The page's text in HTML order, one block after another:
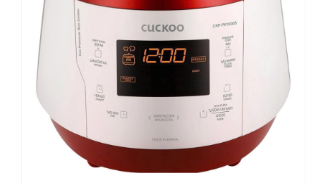
Nồi cơm điện tử áp suất Cuckoo 1.8 lít CRP-
M1000S/P2PGVNCV, nhập Hàn Quốc